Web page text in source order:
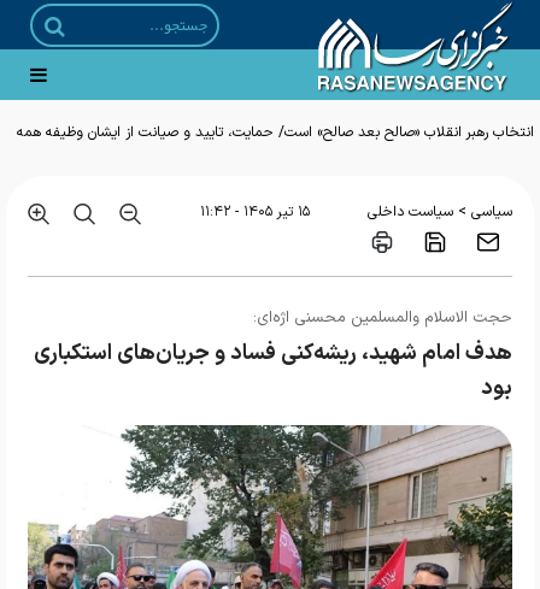
انتخاب رهبر انقلاب «صالح بعد صالح» است/ حمایت، تایید و صیانت از ایشان وظیفه همه
سیاسی > سیاست داخلی ۱۵ تير ۱۴۰۵ - ۱۱:۴۲
حجت الاسلام والمسلمین محسنی اژه‌ای:
هدف امام شهید، ریشه‌کنی فساد و جریان‌های استکباری
بود